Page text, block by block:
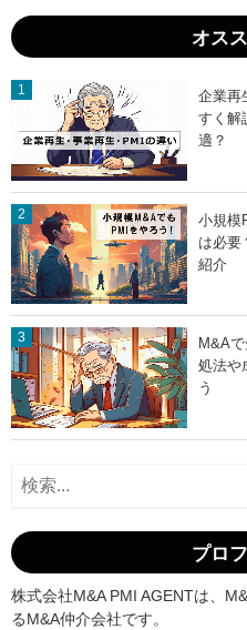
オス
企業再
すく解
適？
小規模
は必要
紹介
M&A
処法や
う
プロ
株式会社M&A PMI AGENTは、
るM&A仲介会社です。